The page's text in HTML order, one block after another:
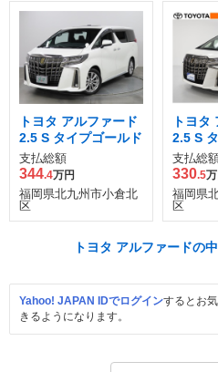
トヨタ アルファード
2.5 S タイプゴールド
支払総額
344.4万円
福岡県北九州市小倉北
区
トヨタ
2.5 S
支払総
330.5
福岡県
区
トヨタ アルファードの
Yahoo! JAPAN IDでログインするとお
きるようになります。